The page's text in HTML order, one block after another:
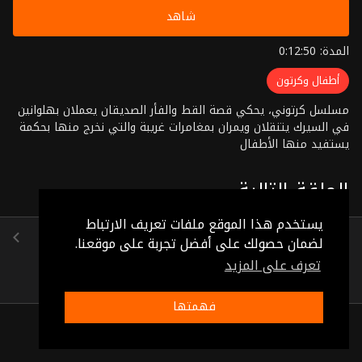
يستخدم هذا الموقع ملفات تعريف الارتباط
لضمان حصولك على أفضل تجربة على موقعنا.
تعرف على المزيد
فهمتها
شاهد
المدة: 0:12:50
أطفال وكرتون
مسلسل كرتوني، يحكي قصة القط والفأر الصديقان يعملان بهلوانين
في السيرك يتنقلان ويمران بمغامرات غريبة والتي نخرج منها بحكمة
يستفيد منها الأطفال
الحلقة التالية
الحلقة 29
(0:11:50)